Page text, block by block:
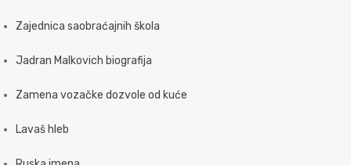
Zajednica saobraćajnih škola
Jadran Malkovich biografija
Zamena vozačke dozvole od kuće
Lavaš hleb